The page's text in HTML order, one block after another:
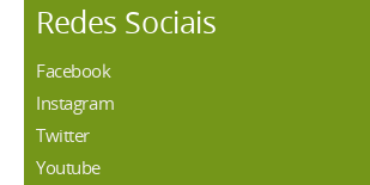
Redes Sociais
Facebook
Instagram
Twitter
Youtube